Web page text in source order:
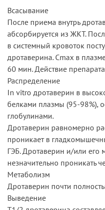
Всасывание
После приема внутрь
абсорбируется из ЖКТ.
в системный кровоток
дротаверина. Сmах в
60 мин. Действие
Распределение
In vitro дротаверин в
белками плазмы (95-98%),
глобулинами.
Дротаверин равномерно
проникает в
ГЭБ. Дротаверин и/или его
незначительно проникать
Метаболизм
Дротаверин почти
Выведение